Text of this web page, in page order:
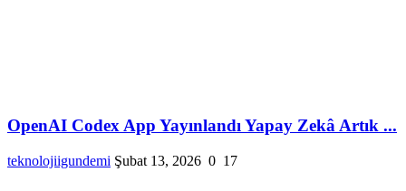
OpenAI Codex App Yayınlandı Yapay Zekâ Artık ...
teknolojiigundemi Şubat 13, 2026 0 17